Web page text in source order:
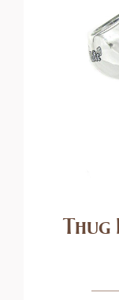
Thug